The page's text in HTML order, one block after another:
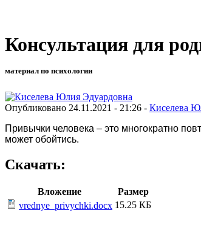
Консультация для
материал по психологии
Опубликовано 24.11.2021 - 21:26 - Киселева
Привычки человека – это многократно
может обойтись.
Скачать:
Вложение
Размер
vrednye_privychki.docx 15.25 КБ